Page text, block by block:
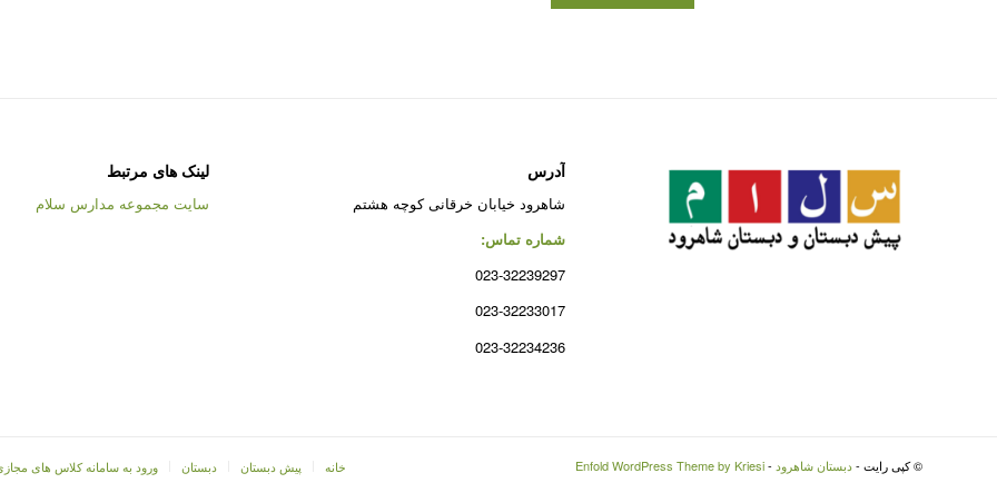
آدرس
شاهرود خیابان خرقانی کوچه هشتم
شماره تماس:
023-32239297
023-32233017
023-32234236
لینک های مرتبط
سایت مجموعه مدارس سلام
© کپی رایت -دبستان شاهرود -
Enfold WordPress Theme by Kriesi خانه پیش دبستان دبستان ورود به سامانه کلاس های